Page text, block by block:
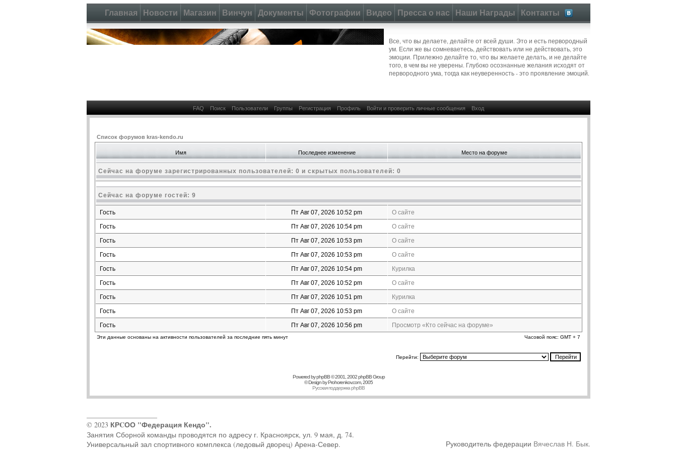
Главная Новости Магазин Винчун Документы Фотографии Видео Пресса о нас Наши Награды Контакты
Все, что вы делаете, делайте от всей души. Это и есть первородный
ум. Если же вы сомневаетесь, действовать или не действовать, это
эмоции. Прилежно делайте то, что вы желаете делать, и не делайте
того, в чем вы не уверены. Глубоко осознанные желания исходят от
первородного ума, тогда как неуверенность - это проявление эмоций.
FAQ Поиск Пользователи Группы Регистрация Профиль Войти и проверить личные сообщения Вход
Список форумов kras-kendo.ru
Имя Последнее изменение Место на форуме
Сейчас на форуме зарегистрированных пользователей: 0 и скрытых пользователей: 0
Сейчас на форуме гостей: 9
Гость Пт Авг 07, 2026 10:52 pm
О сайте
Гость
Пт Авг 07, 2026 10:54 pm
О сайте
Гость
Пт Авг 07, 2026 10:53 pm
О сайте
Гость
Пт Авг 07, 2026 10:53 pm
О сайте
Гость
Пт Авг 07, 2026 10:54 pm
Курилка
Гость
Пт Авг 07, 2026 10:52 pm
О сайте
Гость
Пт Авг 07, 2026 10:51 pm
Курилка
Гость
Пт Авг 07, 2026 10:53 pm
О сайте
Гость
Пт Авг 07, 2026 10:56 pm Просмотр «Кто сейчас на форуме»
Эти данные основаны на активности пользователей за последние пять минут Часовой пояс: GMT + 7
Перейти:
Powered byphpBB© 2001, 2002 phpBB Group
© Design byProhorenkov.com, 2005
Русская поддержка phpBB
© 2023 КРCОО "Федерация Кендо".
Занятия Сборной команды проводятся по адресу г. Красноярск, ул. 9 мая, д. 74.
Универсальный зал спортивного комплекса (ледовый дворец) Арена-Север.
Руководитель федерации Вячеслав Н. Бык.